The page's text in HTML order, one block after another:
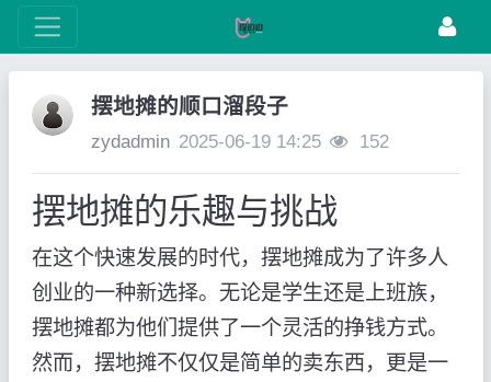
摆地摊的顺口溜段子
zydadmin 2025-06-19 14:25 152
摆地摊的乐趣与挑战
在这个快速发展的时代，摆地摊成为了许多人
创业的一种新选择。无论是学生还是上班族，
摆地摊都为他们提供了一个灵活的挣钱方式。
然而，摆地摊不仅仅是简单的卖东西，更是一